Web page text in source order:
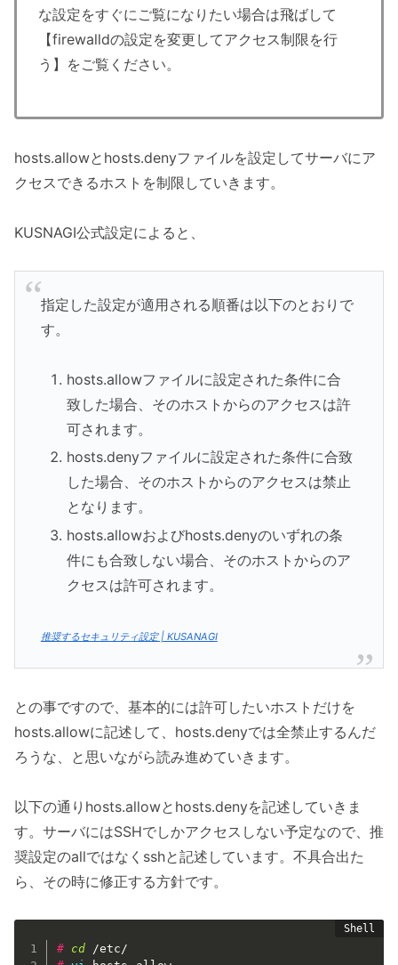
な設定をすぐにご覧になりたい場合は飛ばして
【firewalldの設定を変更してアクセス制限を行
う】をご覧ください。
hosts.allowとhosts.denyファイルを設定してサーバにア
クセスできるホストを制限していきます。
KUSNAGI公式設定によると、
指定した設定が適用される順番は以下のとおりで
す。
hosts.allowファイルに設定された条件に合
致した場合、そのホストからのアクセスは許
可されます。
hosts.denyファイルに設定された条件に合致
した場合、そのホストからのアクセスは禁止
となります。
hosts.allowおよびhosts.denyのいずれの条
件にも合致しない場合、そのホストからのア
クセスは許可されます。
推奨するセキュリティ設定 | KUSANAGI
との事ですので、基本的には許可したいホストだけを
hosts.allowに記述して、hosts.denyでは全禁止するんだ
ろうな、と思いながら読み進めていきます。
以下の通りhosts.allowとhosts.denyを記述していきま
す。サーバにはSSHでしかアクセスしない予定なので、推
奨設定のallではなくsshと記述しています。不具合出た
ら、その時に修正する方針です。
# cd /etc/